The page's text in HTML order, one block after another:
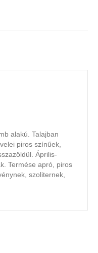
alakú. Talajban
piros színűek,
Április-
Termése apró, piros
szoliternek,